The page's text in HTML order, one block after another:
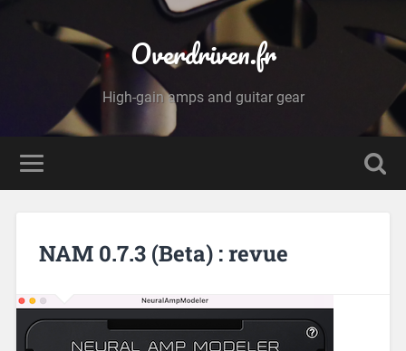
Overdriven.fr
High-gain amps and guitar gear
NAM 0.7.3 (Beta) : revue